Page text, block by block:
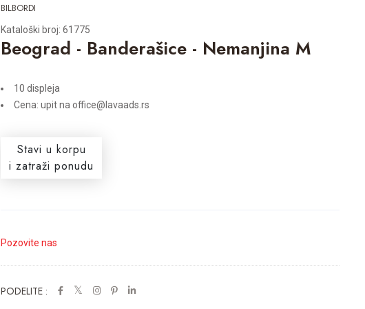
BILBORDI
Kataloški broj: 61775
Beograd - Banderašice - Nemanjina M
10 displeja
Cena: upit na office@lavaads.rs
Stavi u korpu
i zatraži ponudu
Pozovite nas
PODELITE :